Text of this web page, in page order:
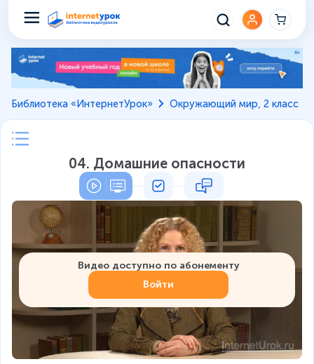
Библиотека «ИнтернетУрок» Окружающий мир, 2 класс
04. Домашние опасности
Видео доступно по абонементу
Войти